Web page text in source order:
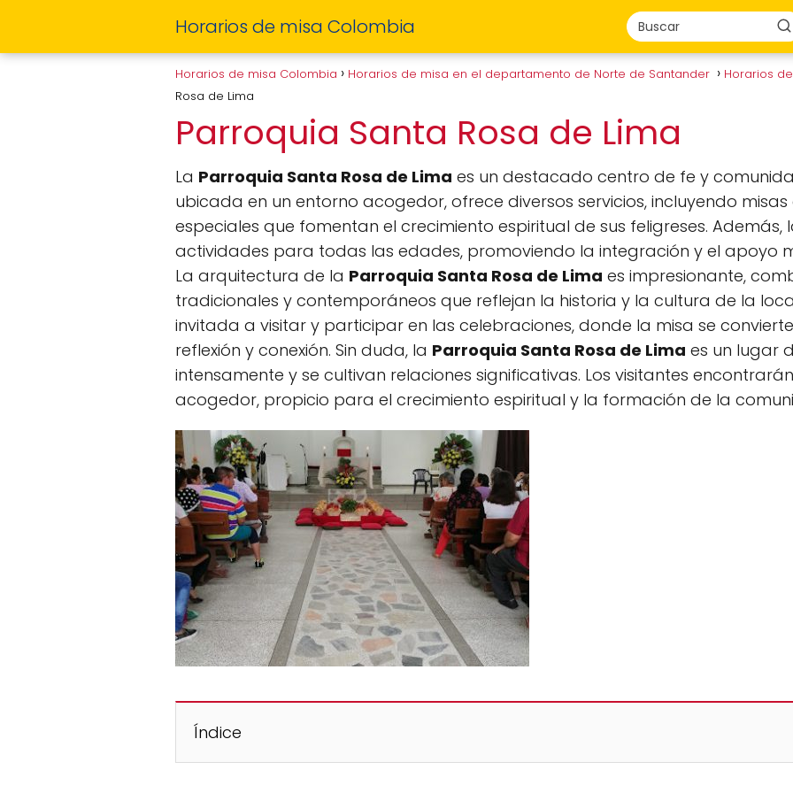
Horarios de misa Colombia
Horarios de misa Colombia Horarios de misa en el departamento de Norte de Santander Horarios
Rosa de Lima
Parroquia Santa Rosa de Lima
La Parroquia Santa Rosa de Lima es un destacado centro de fe y
ubicada en un entorno acogedor, ofrece diversos servicios, incluyendo
especiales que fomentan el crecimiento espiritual de sus feligreses.
actividades para todas las edades, promoviendo la integración y el apoyo
La arquitectura de la Parroquia Santa Rosa de Lima es impresionante,
tradicionales y contemporáneos que reflejan la historia y la cultura de la
invitada a visitar y participar en las celebraciones, donde la misa se
reflexión y conexión. Sin duda, la Parroquia Santa Rosa de Lima es un lugar
intensamente y se cultivan relaciones significativas. Los visitantes
acogedor, propicio para el crecimiento espiritual y la formación de la
Índice